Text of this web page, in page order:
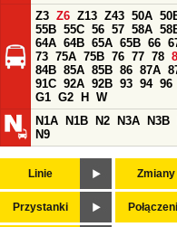
Z3 Z6 Z13 Z43 50A
55B 55C 56 57 58A
64A 64B 65A 65B 66
73 75A 75B 76 77 78
84B 85A 85B 86 87A
91C 92A 92B 93 94 96
G1 G2 H
W
N1A
N1B N2 N3A N3B
N9
Linie Zmiany
Przystanki